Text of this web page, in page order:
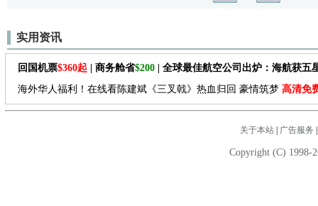
实用资讯
回国机票$360起 | 商务舱省$200 | 全球最佳航空公司出炉：海航获五
海外华人福利！在线看陈建斌《三叉戟》热血归回 豪情筑梦 高清免
关于本站| 广告服务
Copyright (C) 1998-